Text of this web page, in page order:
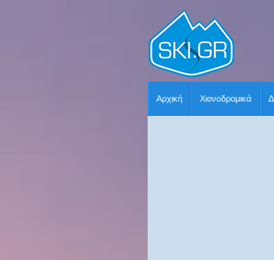
Αρχική Χιονοδρομικά